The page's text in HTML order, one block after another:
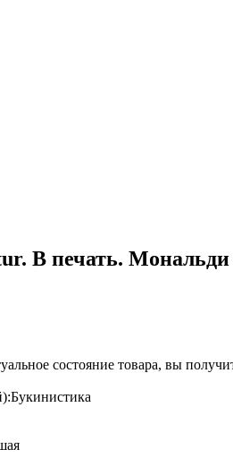
В печать.
состояние товара, вы
Букинистика